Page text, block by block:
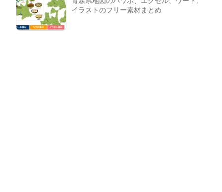
イラストのフリー素材まとめ